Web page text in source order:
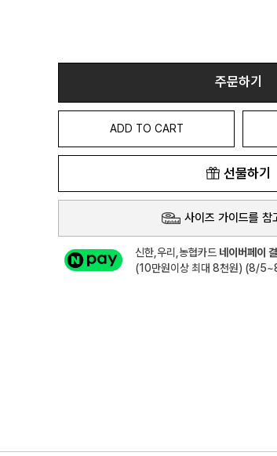
주문하기
ADD TO CART
선물하기
사이즈 가이드를 참
신한,우리,농협카드 네이버페이
(10만원이상 최대 8천원) (8/